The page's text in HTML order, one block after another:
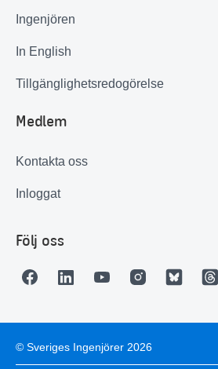
Ingenjören
In English
Tillgänglighetsredogörelse
Medlem
Kontakta oss
Inloggat
Följ oss
© Sveriges Ingenjörer 2026